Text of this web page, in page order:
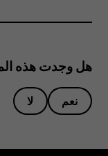
الهواتف
الهواتف
هل وجدت هذه
نعم لا